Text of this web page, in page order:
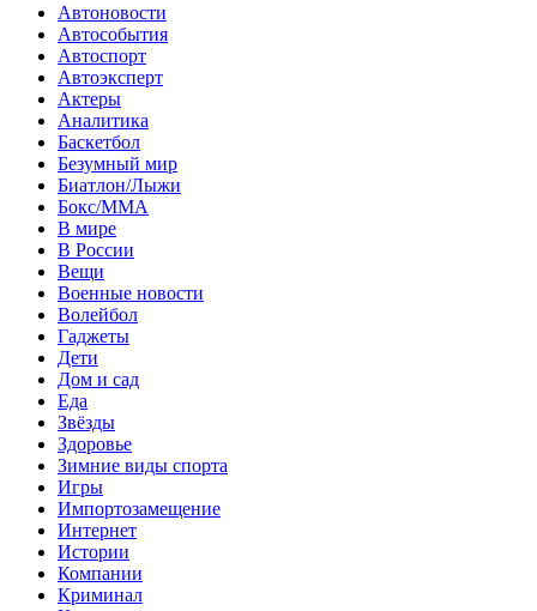
Автоновости
Автособытия
Автоспорт
Автоэксперт
Актеры
Аналитика
Баскетбол
Безумный мир
Биатлон/Лыжи
Бокс/MMA
В мире
В России
Вещи
Военные новости
Волейбол
Гаджеты
Дети
Дом и сад
Еда
Звёзды
Здоровье
Зимние виды спорта
Игры
Импортозамещение
Интернет
Истории
Компании
Криминал